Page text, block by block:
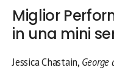
Miglior
in una mini
Jessica Chastain, George